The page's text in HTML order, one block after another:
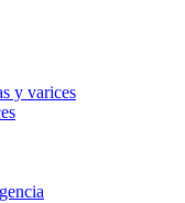
y varices